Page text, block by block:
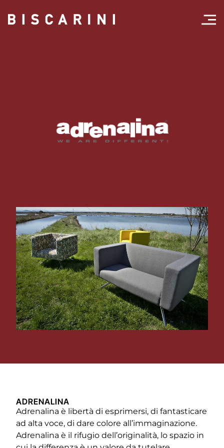
ADRENALINA
Adrenalina è libertà di esprimersi, di fantasticare
ad alta voce, di dare colore all’immaginazione.
Adrenalina è il rifugio dell’originalità, lo spazio in